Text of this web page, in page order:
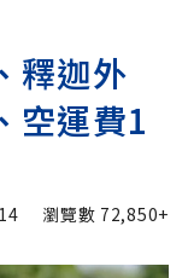
釋迦外
空運費1
瀏覽數 72,850+